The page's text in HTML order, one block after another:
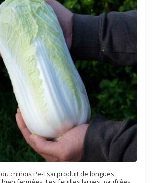
chinois Pe-Tsaï produit de longues